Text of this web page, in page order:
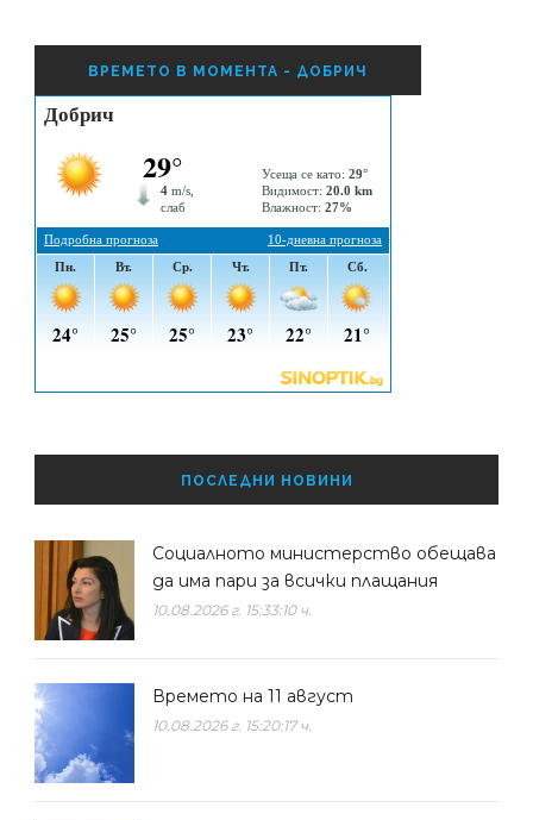
ВРЕМЕТО В МОМЕНТА - ДОБРИЧ
ПОСЛЕДНИ НОВИНИ
Социалното министерство обещава
да има пари за всички плащания
10.08.2026 г. 15:33:10 ч.
Времето на 11 август
10.08.2026 г. 15:20:17 ч.